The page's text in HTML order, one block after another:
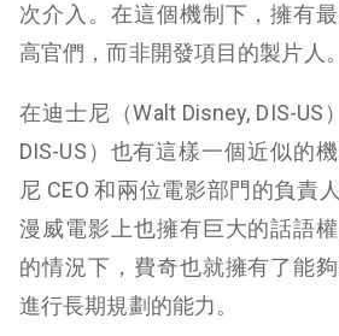
次介入。在這個機制下，擁有
高官們，而非開發項目的製片人。
在迪士尼（Walt Disney, DIS-US
DIS-US）也有這樣一個近似的
尼 CEO 和兩位電影部門的負責
漫威電影上也擁有巨大的話語
的情況下，費奇也就擁有了能
進行長期規劃的能力。